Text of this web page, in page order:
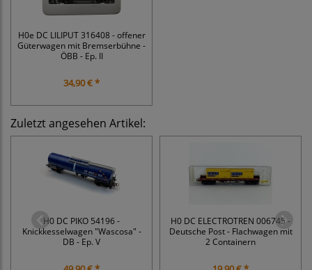
H0e DC LILIPUT 316408 - offener
Güterwagen mit Bremserbühne -
ÖBB - Ep. II
34,90 € *
Zuletzt angesehen Artikel:
H0 DC PIKO 54196 -
Knickkesselwagen "Wascosa" -
DB - Ep. V
H0 DC ELECTROTREN 006745 -
Deutsche Post - Flachwagen mit
2 Containern